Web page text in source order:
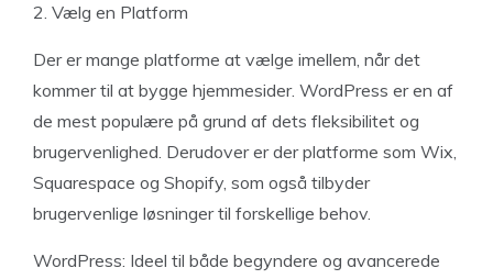
2. Vælg en Platform
Der er mange platforme at vælge imellem, når det
kommer til at bygge hjemmesider. WordPress er en af
de mest populære på grund af dets fleksibilitet og
brugervenlighed. Derudover er der platforme som Wix,
Squarespace og Shopify, som også tilbyder
brugervenlige løsninger til forskellige behov.
WordPress: Ideel til både begyndere og avancerede